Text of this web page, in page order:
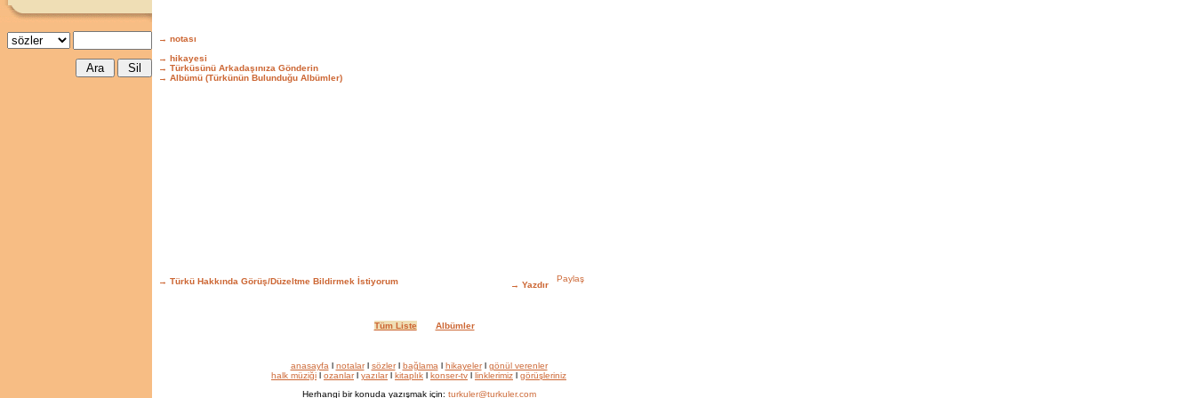
→ notası
→ hikayesi
→ Türküsünü Arkadaşınıza Gönderin
→ Albümü (Türkünün Bulunduğu Albümler)
→ Türkü Hakkında Görüş/Düzeltme Bildirmek İstiyorum → Yazdır
Tüm Liste Albümler
anasayfa l notalarl sözlerl bağlama l hikayelerl gönül verenler
halk müziği l ozanlarl yazılarl kitaplık l konser-tv l linklerimiz l görüşleriniz
Herhangi bir konuda yazışmak için: turkuler@turkuler.com